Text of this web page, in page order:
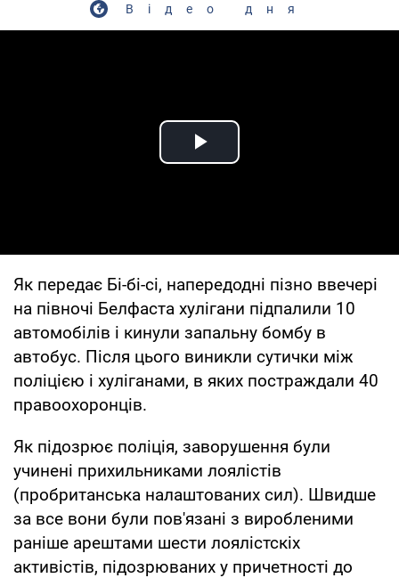
Відео дня
Play Video
Як передає Бі-бі-сі, напередодні пізно ввечері
на півночі Белфаста хулігани підпалили 10
автомобілів і кинули запальну бомбу в
автобус. Після цього виникли сутички між
поліцією і хуліганами, в яких постраждали 40
правоохоронців.
Як підозрює поліція, заворушення були
учинені прихильниками лоялістів
(пробританська налаштованих сил). Швидше
за все вони були пов'язані з виробленими
раніше арештами шести лоялістскіх
активістів, підозрюваних у причетності до